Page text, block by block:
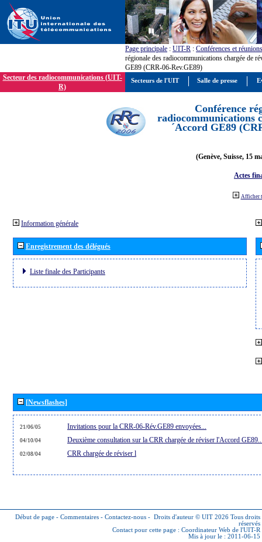
Page principale : UIT-R : Conférences et réunions
régionale des radiocommunications chargée de
GE89 (CRR-06-Rev.GE89)
Secteur des radiocommunications (UIT-
R)
Conférence
radiocommunications
´Accord GE89
(Genève, Suisse, 15
Actes
Afficher
Information générale
Enregistrement des délégués
Liste finale des Participants
[Newsflashes]
21/06/05 Invitations pour la CRR-06-Rév.GE89 envoyées...
04/10/04 Deuxième consultation sur la CRR chargée de réviser l'Accord
02/08/04 CRR chargée de réviser l
Début de page - Commentaires - Contactez-nous - Droits d'auteur © UIT 2026 Tous droits
réservés
Contact pour cette page : Coordinateur Web de l'UIT-R
Mis à jour le : 2011-06-15
Secteurs de l'UIT Salle de presse